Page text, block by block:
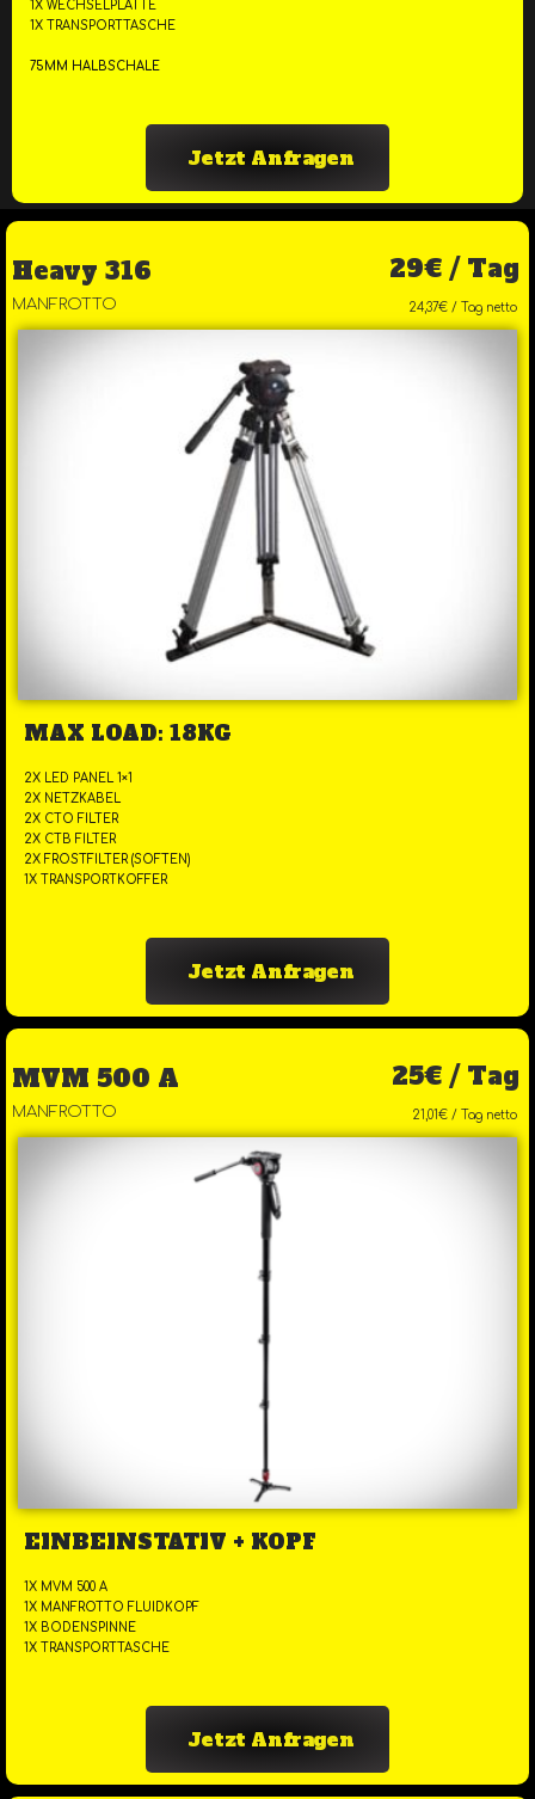
1X WECHSELPLATTE
1X TRANSPORTTASCHE
75MM HALBSCHALE
Jetzt Anfragen
Heavy 316 29€ / Tag
MANFROTTO 24,37€ / Tag netto
MAX LOAD: 18KG
2X LED PANEL 1×1
2X NETZKABEL
2X CTO FILTER
2X CTB FILTER
2X FROSTFILTER (SOFTEN)
1X TRANSPORTKOFFER
Jetzt Anfragen
MVM 500 A 25€ / Tag
MANFROTTO 21,01€ / Tag netto
EINBEINSTATIV + KOPF
1X MVM 500 A
1X MANFROTTO FLUIDKOPF
1X BODENSPINNE
1X TRANSPORTTASCHE
Jetzt Anfragen